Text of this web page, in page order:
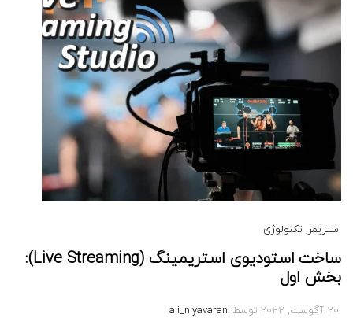
استریمر, تکنولوژی
ساخت استودیوی استریمینگ (Live Streaming):
بخش اول
20 آگوست, 2022 توسط ali_niyavarani